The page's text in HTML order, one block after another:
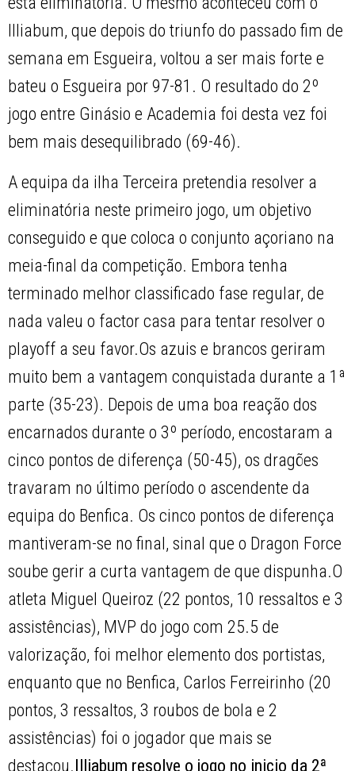
Illiabum, que depois do triunfo do passado fim de
semana em Esgueira, voltou a ser mais forte e
bateu o Esgueira por 97-81. O resultado do 2º
jogo entre Ginásio e Academia foi desta vez foi
bem mais desequilibrado (69-46).
A equipa da ilha Terceira pretendia resolver a
eliminatória neste primeiro jogo, um objetivo
conseguido e que coloca o conjunto açoriano na
meia-final da competição. Embora tenha
terminado melhor classificado fase regular, de
nada valeu o factor casa para tentar resolver o
playoff a seu favor.Os azuis e brancos geriram
muito bem a vantagem conquistada durante a 1ª
parte (35-23). Depois de uma boa reação dos
encarnados durante o 3º período, encostaram a
cinco pontos de diferença (50-45), os dragões
travaram no último período o ascendente da
equipa do Benfica. Os cinco pontos de diferença
mantiveram-se no final, sinal que o Dragon Force
soube gerir a curta vantagem de que dispunha.O
atleta Miguel Queiroz (22 pontos, 10 ressaltos e 3
assistências), MVP do jogo com 25.5 de
valorização, foi melhor elemento dos portistas,
enquanto que no Benfica, Carlos Ferreirinho (20
pontos, 3 ressaltos, 3 roubos de bola e 2
assistências) foi o jogador que mais se
destacou. Illiabum resolve o jogo no inicio da 2ª